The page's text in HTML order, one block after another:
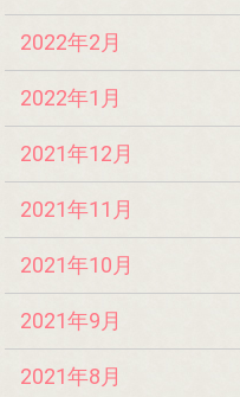
2022年2月
2022年1月
2021年12月
2021年11月
2021年10月
2021年9月
2021年8月